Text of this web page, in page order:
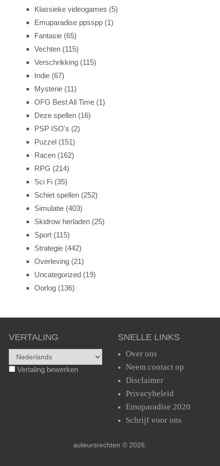
Klassieke videogames (5)
Emuparadise ppsspp(1)
Fantasie(65)
Vechten(115)
Verschrikking(115)
Indie(67)
Mysterie(11)
OFG Best All Time(1)
Deze spellen(16)
PSP ISO's (2)
Puzzel(151)
Racen(162)
RPG (214)
Sci Fi(35)
Schiet spellen(252)
Simulatie(403)
Skidrow herladen(25)
Sport(115)
Strategie(442)
Overleving(21)
Uncategorized(19)
Oorlog(136)
VERTALING
Vertaling bewerken
SNELLE LINKS
Over ons
Neem contact op
Disclaimer
Privacybeleid
Emuparadise 2020
Schrijf voor ons
auteursrechten © 2026.